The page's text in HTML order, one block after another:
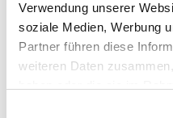
Verwendung unserer
soziale Medien, Werbung
Partner führen diese
weiteren Daten
Hersteller/Importeur